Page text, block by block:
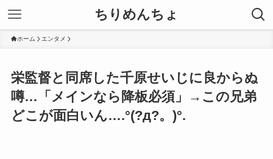
ちりめんちょ
ホーム エンタメ
栄監督と同席した千原せいじに良からぬ
噂…「メインなら降板必須」→この兄弟
どこが面白いん….°(?д?。)°.